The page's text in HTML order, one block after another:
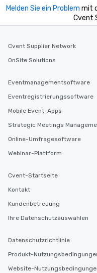
Melden Sie ein Problem mit
Cvent
Cvent Supplier Network
OnSite Solutions
Eventmanagementsoftware
Eventregistrierungssoftware
Mobile Event-Apps
Strategic Meetings
Online-Umfragesoftware
Webinar-Plattform
Cvent-Startseite
Kontakt
Kundenbetreuung
Ihre Datenschutzauswahlen
Datenschutzrichtlinie
Produkt-
Website-